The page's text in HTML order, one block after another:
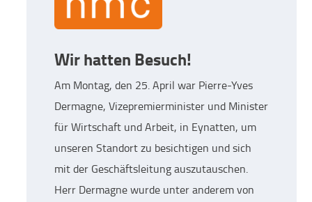
Wir hatten Besuch!
Am Montag, den 25. April war Pierre-Yves
Dermagne, Vizepremierminister und Minister
für Wirtschaft und Arbeit, in Eynatten, um
unseren Standort zu besichtigen und sich
mit der Geschäftsleitung auszutauschen.
Herr Dermagne wurde unter anderem von